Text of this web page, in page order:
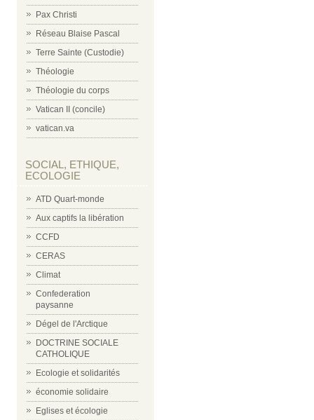
Pax Christi
Réseau Blaise Pascal
Terre Sainte (Custodie)
Théologie
Théologie du corps
Vatican II (concile)
vatican.va
SOCIAL, ETHIQUE,
ECOLOGIE
ATD Quart-monde
Aux captifs la libération
CCFD
CERAS
Climat
Confederation
paysanne
Dégel de l'Arctique
DOCTRINE SOCIALE
CATHOLIQUE
Ecologie et solidarités
économie solidaire
Eglises et écologie